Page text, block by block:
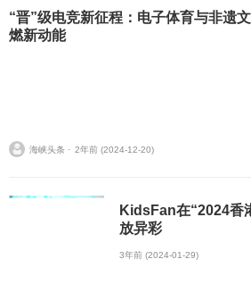
“晋”级电竞新征程：电子体育与非遗
燃新动能
海峡头条 ⋅ 2年前 (2024-12-20)
KidsFan在“2024香
放异彩
3年前 (2024-01-29)